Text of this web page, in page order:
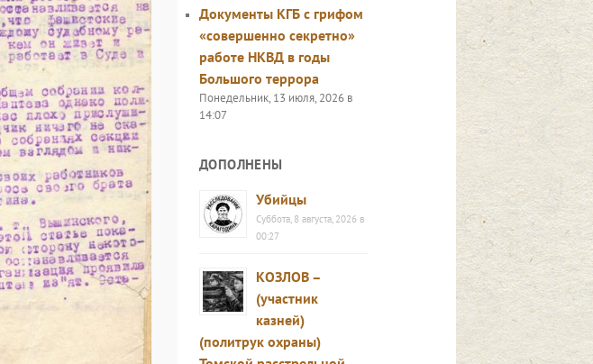
Документы КГБ с грифом
«совершенно секретно»
работе НКВД в годы
Большого террора
Понедельник, 13 июля, 2026 в
14:07
ДОПОЛНЕНЫ
Убийцы
Суббота, 8 августа, 2026 в
00:27
КОЗЛОВ –
(участник
казней)
(политрук охраны)